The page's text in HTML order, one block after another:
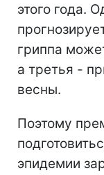
этого года.
гриппа
а третья -
весны.
Поэтому
эпидемии